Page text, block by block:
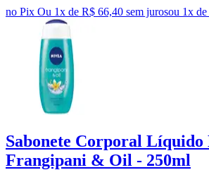
no Pix Ou 1x de R$ 66,40 sem jurosou 1x de
Sabonete Corporal Líquido
Frangipani & Oil - 250ml